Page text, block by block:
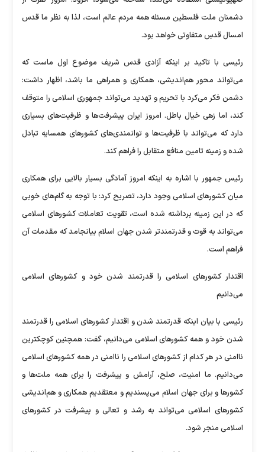
دشمنان ملت فلسطین مسئله همه مردم عالم است، لذا به نظر ما قدس
امسال قدسِ متفاوتی خواهد بود.
رئیسی با تاکید بر اینکه آزادی قدس شریف موضوع اول ماست که
می‌تواند محور هم‌اندیشی، همکاری و همراهی ما باشد، اظهار داشت:
دشمن فکر می‌کرد با تحریم و تهدید می‌تواند جمهوری اسلامی را متوقف
کند، اما زهی خیال باطل. امروز ایران پیشرفت‌ها و ظرفیت‌های بسیاری
دارد که می‌تواند با ظرفیت‌ها و توانمندی‌های کشور‌های همسایه تبادل
شده و زمینه تامین منافع متقابل را فراهم کند.
رئیس جمهور با اشاره به اینکه امروز آمادگی بسیار بالایی برای همکاری
میان کشور‌های اسلامی وجود دارد، تصریح کرد: با توجه به گام‌های خوبی
که در این زمینه برداشته شده است، تقویت تعاملات کشور‌های اسلامی
می‌تواند به قوت و قدرتمندتر شدن جهان اسلام بیانجامد که مقدمات آن
فراهم است.
اقتدار کشور‌های اسلامی را قدرتمند شدن خود و کشور‌های اسلامی
می‌دانیم
رئیسی با بیان اینکه قدرتمند شدن و اقتدار کشور‌های اسلامی را قدرتمند
شدن خود و همه کشور‌های اسلامی می‌دانیم، گفت: همچنین کوچکترین
ناامنی در هر کدام از کشور‌های اسلامی را ناامنی در همه کشور‌های اسلامی
می‌دانیم. ما امنیت، صلح، آرامش و پیشرفت را برای همه ملت‌ها و
کشور‌ها و برای جهان اسلام می‌پسندیم و معتقدیم همکاری و هم‌اندیشی
کشور‌های اسلامی می‌تواند به رشد و تعالی و پیشرفت در کشور‌های
اسلامی منجر شود.